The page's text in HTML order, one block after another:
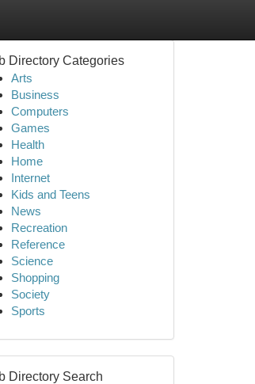
Directory Categories
Arts
Business
Computers
Games
Health
Home
Internet
Kids and Teens
News
Recreation
Reference
Science
Shopping
Society
Sports
Directory Search